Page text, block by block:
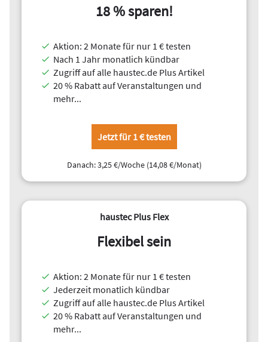
Erschließungskosten durch Eigenleistung senken
PVT-Kollektoren als ergänzende Wärmequelle
Herausforderungen bei Erdsonden im verdichteten
Wohnbau
Grunddienstbarkeit als Lösung
Wärmepumpen (auch als Erdwärmepumpen bezeichnet)
verzeichnet der Bundesverband Wärmepumpe (BWP)
rückläufige Umsatzzahlen in diesem Segment. Dabei
sprechen zahlreiche Argumente gerade im Hinblick auf
Sicherheit, Effizienz, Langlebigkeit und Umweltfreundlichkeit
Im Gegensatz zu außen aufgestellten Kompakt-Luft-
Wärmepumpen oder den Außeneinheiten von Luft-Split-
Wärmepumpen stehen Erdwärmepumpen in der Regel im
Gebäudeinneren. Als der Wärmepumpenmarkt vor etwa zwei
Jahren nahezu leergefegt war, kam es mehrfach zu
18 % sparen!
Aktion: 2 Monate für nur 1 € testen
Nach 1 Jahr monatlich kündbar
Zugriff auf alle haustec.de Plus Artikel
20 % Rabatt auf Veranstaltungen und
mehr...
Jetzt für 1 € testen
Danach: 3,25 €/Woche (14,08 €/Monat)
haustec Plus Flex
Flexibel sein
Aktion: 2 Monate für nur 1 € testen
Jederzeit monatlich kündbar
Zugriff auf alle haustec.de Plus Artikel
20 % Rabatt auf Veranstaltungen und
mehr...